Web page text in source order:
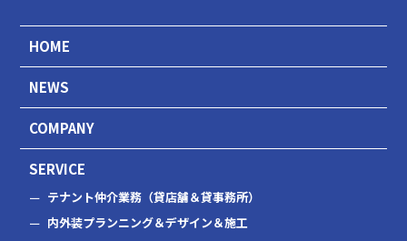
HOME
NEWS
COMPANY
SERVICE
テナント仲介業務（貸店舗＆貸事務所）
内外装プランニング＆デザイン＆施工